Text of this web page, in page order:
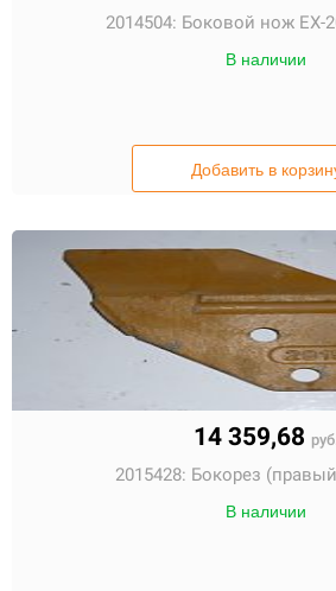
2014504: Боковой нож EX-
В наличии
Добавить в
14 359,68
2015428: Бокорез
В наличии